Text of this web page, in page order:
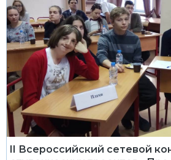
II Всероссийский сетевой